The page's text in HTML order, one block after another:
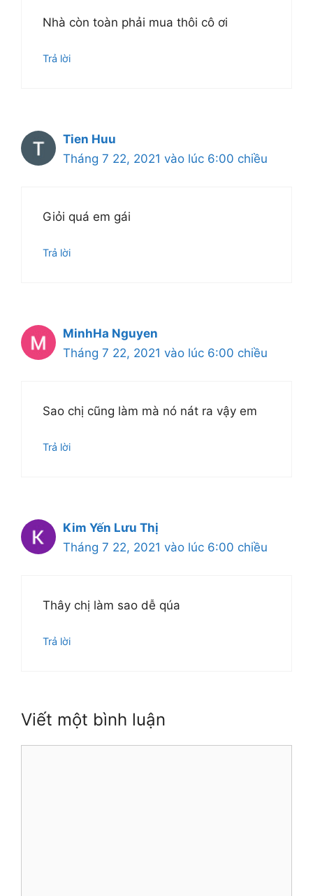
Nhà còn toàn phải mua thôi cô ơi
Trả lời
Tien Huu
Tháng 7 22, 2021 vào lúc 6:00 chiều
Giỏi quá em gái
Trả lời
MinhHa Nguyen
Tháng 7 22, 2021 vào lúc 6:00 chiều
Sao chị cũng làm mà nó nát ra vậy em
Trả lời
Kim Yến Lưu Thị
Tháng 7 22, 2021 vào lúc 6:00 chiều
Thây chị làm sao dễ qúa
Trả lời
Viết một bình luận